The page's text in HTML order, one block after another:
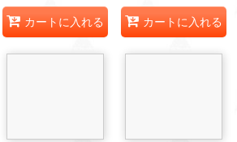
カートに入れる カートに入れる